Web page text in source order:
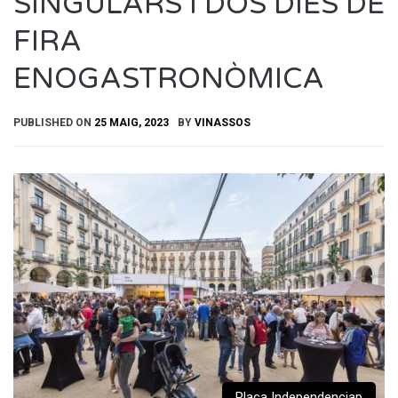
FIRA
ENOGASTRONÒMICA
PUBLISHED ON 25 MAIG, 2023 BY VINASSOS